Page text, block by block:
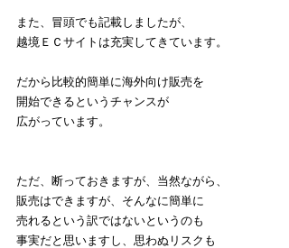
また、冒頭でも記載しましたが、
越境ＥＣサイトは充実してきています。
だから比較的簡単に海外向け販売を
開始できるというチャンスが
広がっています。
ただ、断っておきますが、当然ながら、
販売はできますが、そんなに簡単に
売れるという訳ではないというのも
事実だと思いますし、思わぬリスクも